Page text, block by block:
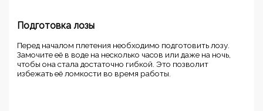
Подготовка лозы
Перед началом плетения необходимо подготовить лозу.
Замочите её в воде на несколько часов или даже на ночь,
чтобы она стала достаточно гибкой. Это позволит
избежать её ломкости во время работы.